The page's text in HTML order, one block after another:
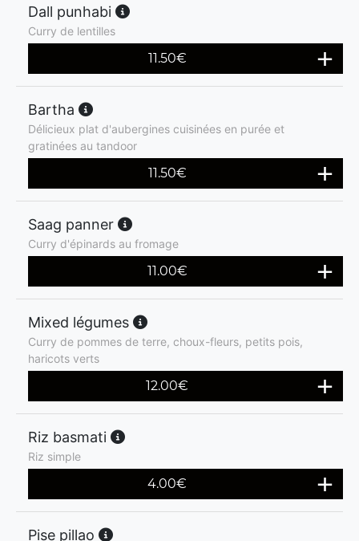
Dall punhabi
Curry de lentilles
11.50€
Bartha
Délicieux plat d'aubergines cuisinées en purée et
gratinées au tandoor
11.50€
Saag panner
Curry d'épinards au fromage
11.00€
Mixed légumes
Curry de pommes de terre, choux-fleurs, petits pois,
haricots verts
12.00€
Riz basmati
Riz simple
4.00€
Pise pillao